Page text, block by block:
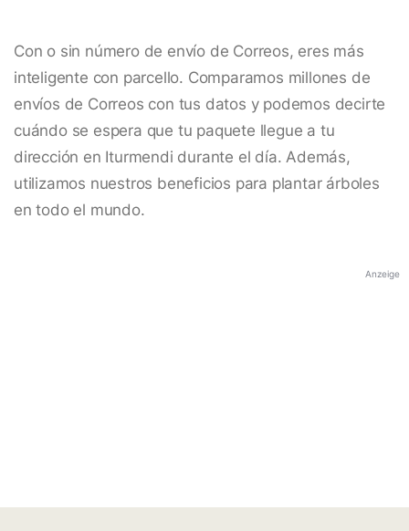
Con o sin número de envío de Correos, eres más
inteligente con parcello. Comparamos millones de
envíos de Correos con tus datos y podemos decirte
cuándo se espera que tu paquete llegue a tu
dirección en Iturmendi durante el día. Además,
utilizamos nuestros beneficios para plantar árboles
en todo el mundo.
Anzeige